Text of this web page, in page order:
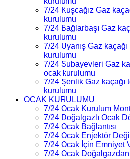
7/24 Kuşcağız Gaz
kurulumu
7/24 Bağlarbaşı Gaz
kurulumu
7/24 Uyanış Gaz
kurulumu
7/24 Subayevleri Gaz
ocak kurulumu
7/24 Şenlik Gaz kaçağı
kurulumu
OCAK KURULUMU
7/24 Ocak Kurulum
7/24 Doğalgazlı Ocak
7/24 Ocak Bağlantısı
7/24 Ocak Enjektör
7/24 Ocak İçin Emniyet
7/24 Ocak